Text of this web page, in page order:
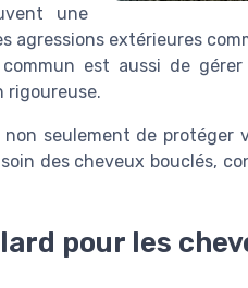
une
agressions extérieures
est aussi de
rigoureuse.
seulement de protéger
des cheveux bouclés,
pour les